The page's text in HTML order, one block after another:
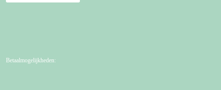
Betaalmogelijkheden: